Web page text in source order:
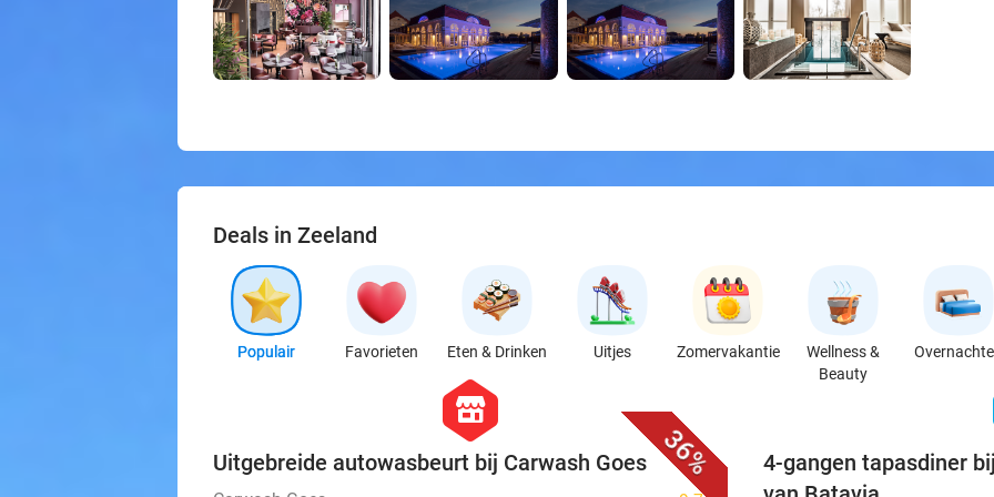
Deals in Zeeland
Populair Favorieten Eten & Drinken Uitjes Zomervakantie
Wellness &
Beauty
36%
hexagon
store
Uitgebreide autowasbeurt bij Carwash Goes
4-gangen tapasdiner